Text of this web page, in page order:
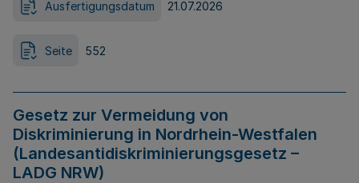
Ausfertigungsdatum 21.07.2026
Seite 552
Gesetz zur Vermeidung von
Diskriminierung in Nordrhein-Westfalen
(Landesantidiskriminierungsgesetz –
LADG NRW)